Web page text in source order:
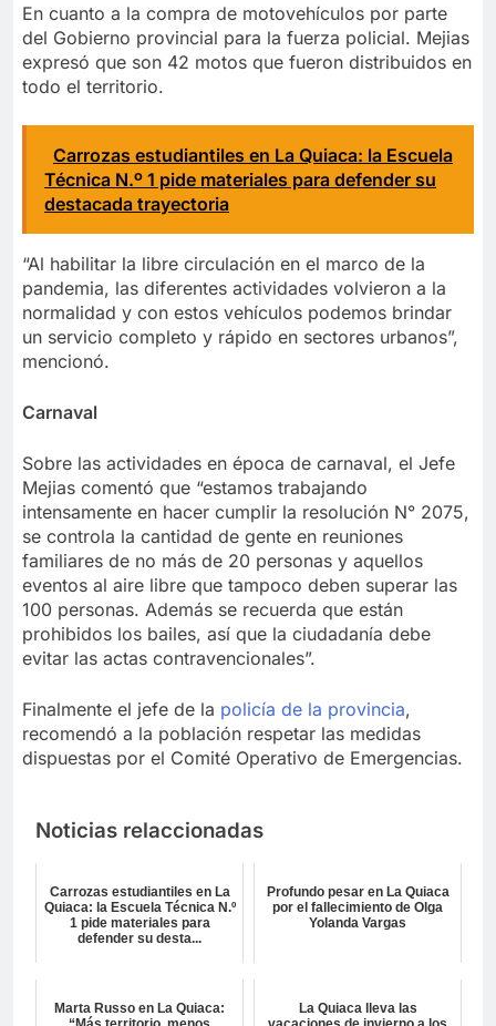
En cuanto a la compra de motovehículos por parte
del Gobierno provincial para la fuerza policial. Mejias
expresó que son 42 motos que fueron distribuidos en
todo el territorio.
Carrozas estudiantiles en La Quiaca: la Escuela
Técnica N.º 1 pide materiales para defender su
destacada trayectoria
“Al habilitar la libre circulación en el marco de la
pandemia, las diferentes actividades volvieron a la
normalidad y con estos vehículos podemos brindar
un servicio completo y rápido en sectores urbanos”,
mencionó.
Carnaval
Sobre las actividades en época de carnaval, el Jefe
Mejias comentó que “estamos trabajando
intensamente en hacer cumplir la resolución N° 2075,
se controla la cantidad de gente en reuniones
familiares de no más de 20 personas y aquellos
eventos al aire libre que tampoco deben superar las
100 personas. Además se recuerda que están
prohibidos los bailes, así que la ciudadanía debe
evitar las actas contravencionales”.
Finalmente el jefe de la policía de la provincia,
recomendó a la población respetar las medidas
dispuestas por el Comité Operativo de Emergencias.
Noticias relaccionadas
Carrozas estudiantiles en La
Quiaca: la Escuela Técnica N.º
1 pide materiales para
defender su desta...
Profundo pesar en La Quiaca
por el fallecimiento de Olga
Yolanda Vargas
Marta Russo en La Quiaca:
La Quiaca lleva las